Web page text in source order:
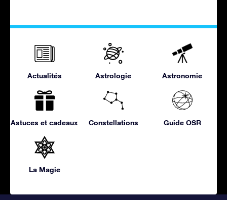
Actualités Astrologie Astronomie
Astuces et cadeaux Constellations Guide OSR
La Magie